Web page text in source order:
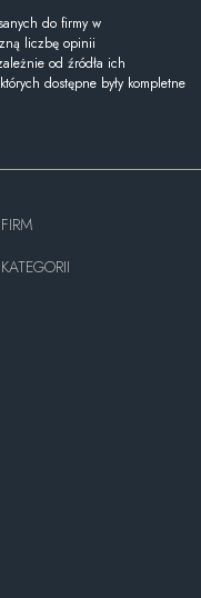
do firmy w
liczbę opinii
od źródła ich
dostępne były kompletne